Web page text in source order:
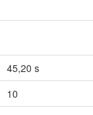
45,20 s
10